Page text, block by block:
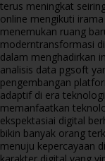
terus meningkat
online mengikuti
menemukan ruang
moderntransformasi
dalam menghadirkan
analisis data pgsoft
pengembangan
adaptif di era
memanfaatkan
ekspektasiai digital
bikin banyak orang
menuju kepercayaan